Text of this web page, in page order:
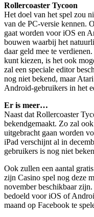
Rollercoaster Tycoon
Het doel van het spel zou
van de PC-versie kennen.
gaat worden voor iOS en
bouwen waarbij het
daar geld mee te
kunt kiezen, is het ook
zal een speciale editor
nog niet bekend, maar
Android-gebruikers in het
Er is meer…
Naast dat Rollercoaster
bekendgemaakt. Zo zal
uitgebracht gaan worden
iPad verschijnt al in
gebruikers is nog niet
Ook zullen een aantal
zijn Casino spel nog deze
november beschikbaar
bedoeld voor iOS of
maand op Facebook te